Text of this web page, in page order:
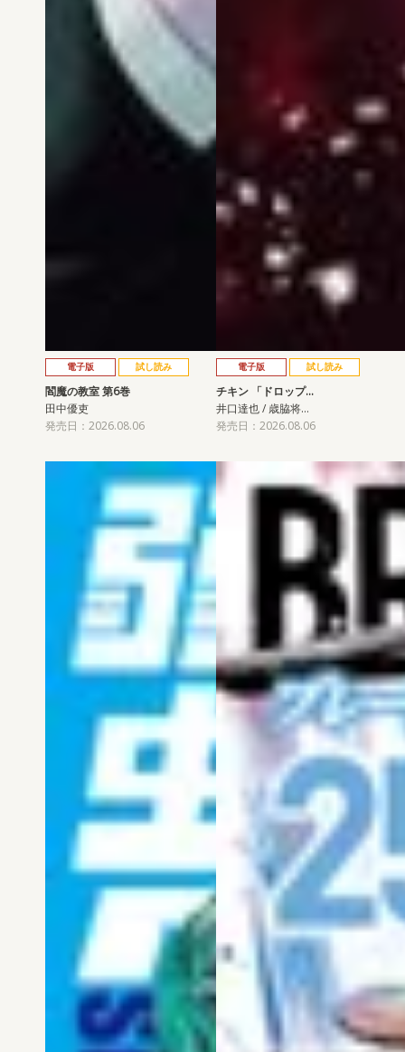
電子版 試し読み
閻魔の教室 第6巻
田中優吏
発売日：2026.08.06
電子版 試し読み
チキン 「ドロップ…
井口達也 / 歳脇将…
発売日：2026.08.06